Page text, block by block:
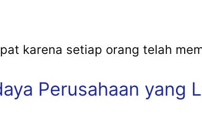
karena setiap orang telah
Perusahaan yang